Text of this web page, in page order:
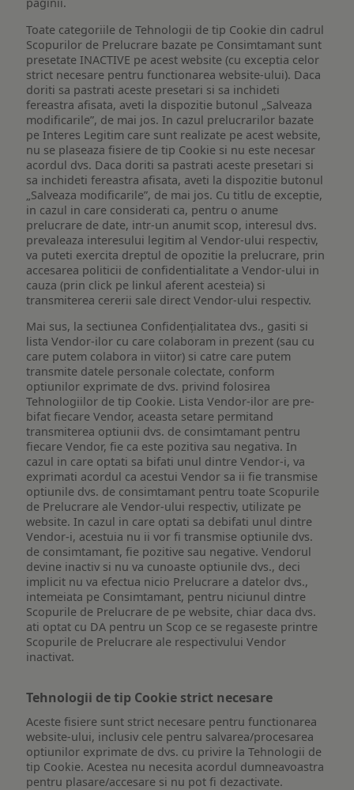
Toate categoriile de Tehnologii de tip Cookie din cadrul
Scopurilor de Prelucrare bazate pe Consimtamant sunt
presetate INACTIVE pe acest website (cu exceptia celor
strict necesare pentru functionarea website-ului). Daca
doriti sa pastrati aceste presetari si sa inchideti
fereastra afisata, aveti la dispozitie butonul „Salveaza
modificarile”, de mai jos. In cazul prelucrarilor bazate
pe Interes Legitim care sunt realizate pe acest website,
nu se plaseaza fisiere de tip Cookie si nu este necesar
acordul dvs. Daca doriti sa pastrati aceste presetari si
sa inchideti fereastra afisata, aveti la dispozitie butonul
„Salveaza modificarile”, de mai jos. Cu titlu de exceptie,
in cazul in care considerati ca, pentru o anume
prelucrare de date, intr-un anumit scop, interesul dvs.
prevaleaza interesului legitim al Vendor-ului respectiv,
va puteti exercita dreptul de opozitie la prelucrare, prin
accesarea politicii de confidentialitate a Vendor-ului in
cauza (prin click pe linkul aferent acesteia) si
transmiterea cererii sale direct Vendor-ului respectiv.
Mai sus, la sectiunea Confidențialitatea dvs., gasiti si
lista Vendor-ilor cu care colaboram in prezent (sau cu
care putem colabora in viitor) si catre care putem
transmite datele personale colectate, conform
optiunilor exprimate de dvs. privind folosirea
Tehnologiilor de tip Cookie. Lista Vendor-ilor are pre-
bifat fiecare Vendor, aceasta setare permitand
transmiterea optiunii dvs. de consimtamant pentru
fiecare Vendor, fie ca este pozitiva sau negativa. In
cazul in care optati sa bifati unul dintre Vendor-i, va
exprimati acordul ca acestui Vendor sa ii fie transmise
optiunile dvs. de consimtamant pentru toate Scopurile
de Prelucrare ale Vendor-ului respectiv, utilizate pe
website. In cazul in care optati sa debifati unul dintre
Vendor-i, acestuia nu ii vor fi transmise optiunile dvs.
de consimtamant, fie pozitive sau negative. Vendorul
devine inactiv si nu va cunoaste optiunile dvs., deci
implicit nu va efectua nicio Prelucrare a datelor dvs.,
intemeiata pe Consimtamant, pentru niciunul dintre
Scopurile de Prelucrare de pe website, chiar daca dvs.
ati optat cu DA pentru un Scop ce se regaseste printre
Scopurile de Prelucrare ale respectivului Vendor
inactivat.
Tehnologii de tip Cookie strict necesare
Aceste fisiere sunt strict necesare pentru functionarea
website-ului, inclusiv cele pentru salvarea/procesarea
optiunilor exprimate de dvs. cu privire la Tehnologii de
tip Cookie. Acestea nu necesita acordul dumneavoastra
pentru plasare/accesare si nu pot fi dezactivate.